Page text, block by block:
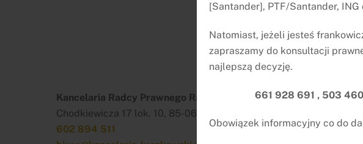
[Santander], PTF/Santander, ING
Natomiast, jeżeli jesteś
zapraszamy do konsultacji
najlepszą decyzję.
661 928 691 , 503 460
Obowiązek informacyjny co do
Kancelaria Radcy Prawnego Rafał Łuczkowski
Chodkiewicza 17 lok. 10, 85-065 Bydgoszcz
602 894 511